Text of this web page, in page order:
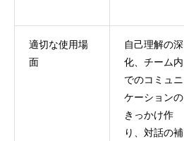
適切な使用場
面
自己理解の深
化、チーム内
でのコミュニ
ケーションの
きっかけ作
り、対話の補